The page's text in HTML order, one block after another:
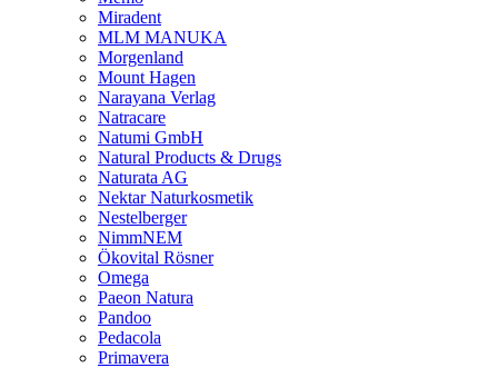
Miradent
MLM MANUKA
Morgenland
Mount Hagen
Narayana Verlag
Natracare
Natumi GmbH
Natural Products & Drugs
Naturata AG
Nektar Naturkosmetik
Nestelberger
NimmNEM
Ökovital Rösner
Omega
Paeon Natura
Pandoo
Pedacola
Primavera